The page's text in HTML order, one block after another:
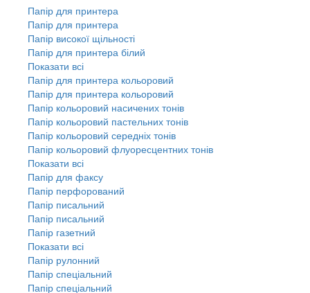
Папір для принтера
Папір для принтера
Папір високої щільності
Папір для принтера білий
Показати всі
Папір для принтера кольоровий
Папір для принтера кольоровий
Папір кольоровий насичених тонів
Папір кольоровий пастельних тонів
Папір кольоровий середніх тонів
Папір кольоровий флуоресцентних тонів
Показати всі
Папір для факсу
Папір перфорований
Папір писальний
Папір писальний
Папір газетний
Показати всі
Папір рулонний
Папір спеціальний
Папір спеціальний